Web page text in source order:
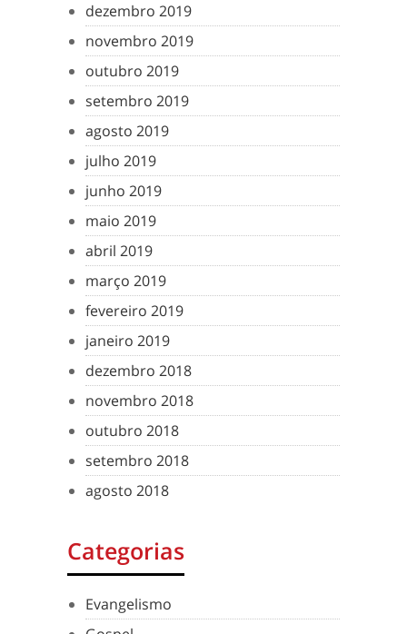
dezembro 2019
novembro 2019
outubro 2019
setembro 2019
agosto 2019
julho 2019
junho 2019
maio 2019
abril 2019
março 2019
fevereiro 2019
janeiro 2019
dezembro 2018
novembro 2018
outubro 2018
setembro 2018
agosto 2018
Categorias
Evangelismo